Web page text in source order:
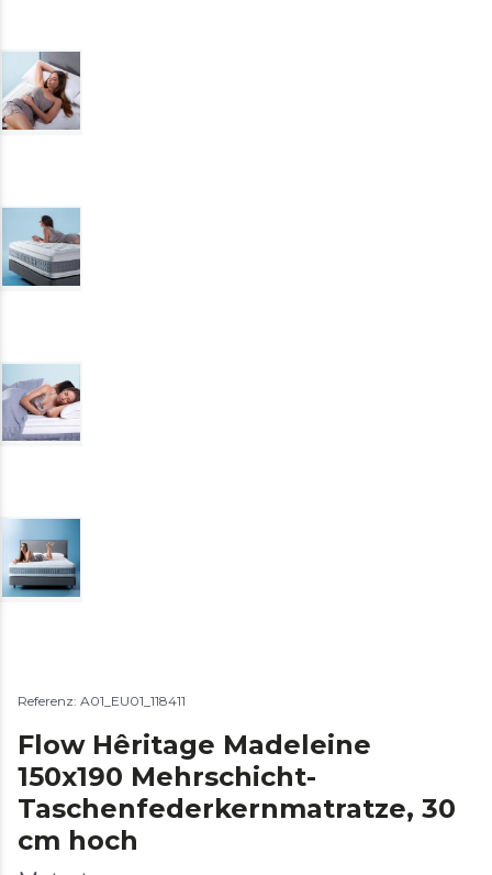
Referenz: A01_EU01_118411
Flow Hêritage Madeleine
150x190 Mehrschicht-
Taschenfederkernmatratze, 30
cm hoch